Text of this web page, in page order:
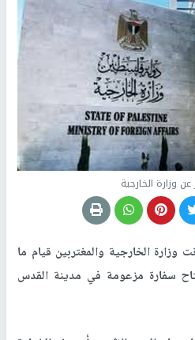
وزارة الخارجية
وزارة الخارجية والمغتربين قيام ما
سفارة مزعومة في مدينة القدس